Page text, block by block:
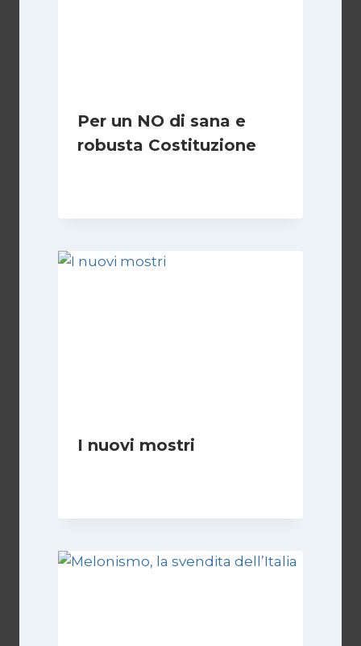
Per un NO di sana e
robusta Costituzione
I nuovi mostri